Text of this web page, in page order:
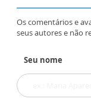
Os comentários e
seus autores e não
Seu nome